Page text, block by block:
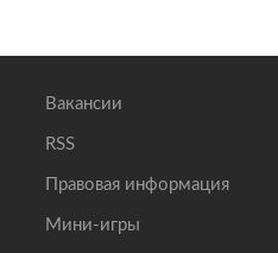
Вакансии
RSS
Правовая информация
Мини-игры